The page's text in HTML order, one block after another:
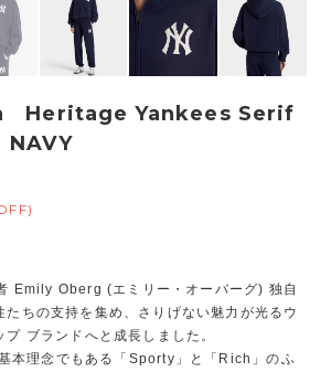
Heritage Yankees Serif
Emily Oberg (エミリー・オーバーグ) 独自
たちの支持を集め、さりげない魅力が光るウ
ブランドへと成長しました。
本理念でもある「Sporty」と「Rich」のふ